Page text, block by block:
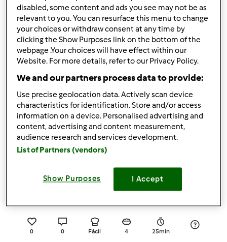
0 0 Médio 500 3h 35min
Cookies de Okara de
Amêndoa
porSara Morgado Agente Bimby
0 0 Fácil 20 1h 30min
Creme de Cenoura
Delicioso
0 0 Fácil 4 25min
disabled, some content and ads you see may not be as
relevant to you. You can resurface this menu to change
your choices or withdraw consent at any time by
clicking the Show Purposes link on the bottom of the
webpage .Your choices will have effect within our
Website. For more details, refer to our Privacy Policy.
We and our partners process data to provide:
Use precise geolocation data. Actively scan device
characteristics for identification. Store and/or access
information on a device. Personalised advertising and
content, advertising and content measurement,
audience research and services development.
List of Partners (vendors)
Show Purposes I Accept